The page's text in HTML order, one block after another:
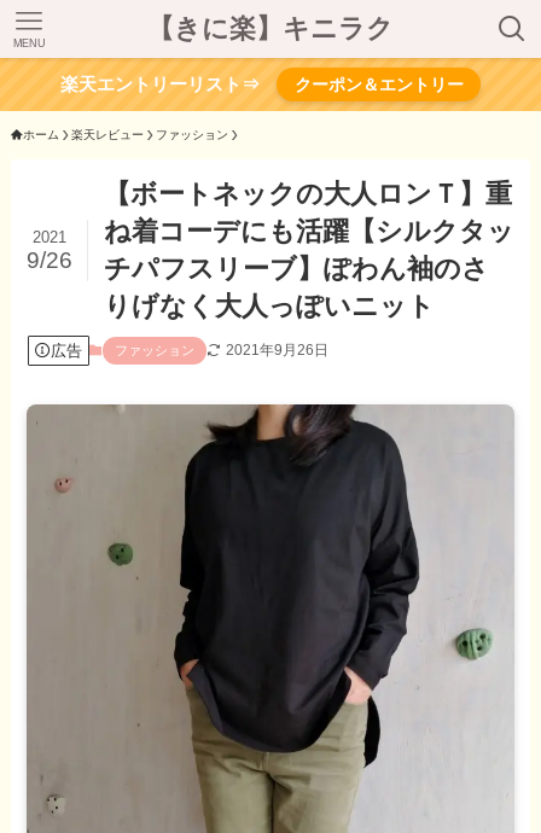
【きに楽】キニラク
MENU
楽天エントリーリスト⇒ クーポン＆エントリー
ホーム 楽天レビュー ファッション
【ボートネックの大人ロンＴ】重
ね着コーデにも活躍【シルクタッ
チパフスリーブ】ぽわん袖のさ
りげなく大人っぽいニット
2021
9/26
広告 ファッション 2021年9月26日